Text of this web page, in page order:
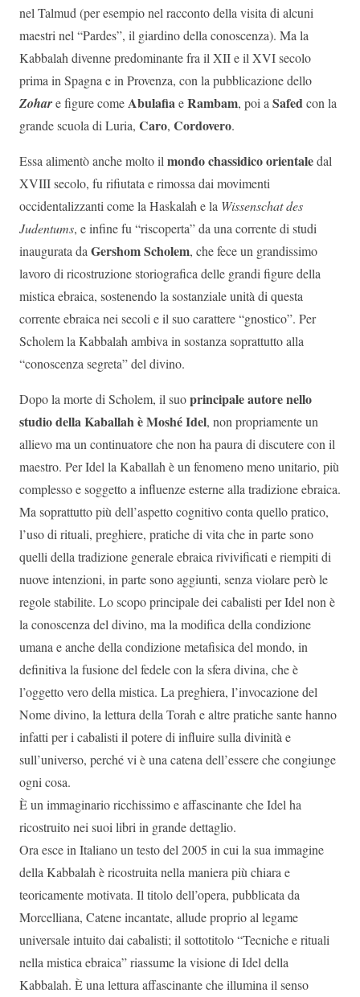
nel Talmud (per esempio nel racconto della visita di alcuni
maestri nel “Pardes”, il giardino della conoscenza). Ma la
Kabbalah divenne predominante fra il XII e il XVI secolo
prima in Spagna e in Provenza, con la pubblicazione dello
Zohare figure comeAbulafiaeRambam, poi aSafedcon la
grande scuola di Luria, Caro, Cordovero.
Essa alimentò anche molto ilmondo chassidico orientaledal
XVIII secolo, fu rifiutata e rimossa dai movimenti
occidentalizzanti come la Haskalah e la Wissenschat des
Judentums, e infine fu “riscoperta” da una corrente di studi
inaugurata daGershom Scholem, che fece un grandissimo
lavoro di ricostruzione storiografica delle grandi figure della
mistica ebraica, sostenendo la sostanziale unità di questa
corrente ebraica nei secoli e il suo carattere “gnostico”. Per
Scholem la Kabbalah ambiva in sostanza soprattutto alla
“conoscenza segreta” del divino.
Dopo la morte di Scholem, il suoprincipale autore nello
studio della Kaballah è Moshé Idel, non propriamente un
allievo ma un continuatore che non ha paura di discutere con il
maestro. Per Idel la Kaballah è un fenomeno meno unitario, più
complesso e soggetto a influenze esterne alla tradizione ebraica.
Ma soprattutto più dell’aspetto cognitivo conta quello pratico,
l’uso di rituali, preghiere, pratiche di vita che in parte sono
quelli della tradizione generale ebraica rivivificati e riempiti di
nuove intenzioni, in parte sono aggiunti, senza violare però le
regole stabilite. Lo scopo principale dei cabalisti per Idel non è
la conoscenza del divino, ma la modifica della condizione
umana e anche della condizione metafisica del mondo, in
definitiva la fusione del fedele con la sfera divina, che è
l’oggetto vero della mistica. La preghiera, l’invocazione del
Nome divino, la lettura della Torah e altre pratiche sante hanno
infatti per i cabalisti il potere di influire sulla divinità e
sull’universo, perché vi è una catena dell’essere che congiunge
ogni cosa.
È un immaginario ricchissimo e affascinante che Idel ha
ricostruito nei suoi libri in grande dettaglio.
Ora esce in Italiano un testo del 2005 in cui la sua immagine
della Kabbalah è ricostruita nella maniera più chiara e
teoricamente motivata. Il titolo dell’opera, pubblicata da
Morcelliana, Catene incantate, allude proprio al legame
universale intuito dai cabalisti; il sottotitolo “Tecniche e rituali
nella mistica ebraica” riassume la visione di Idel della
Kabbalah. È una lettura affascinante che illumina il senso